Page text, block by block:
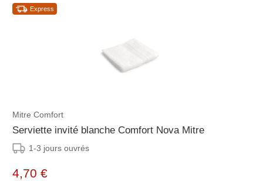
Express
Mitre Comfort
Serviette invité blanche Comfort Nova Mitre
1-3 jours ouvrés
4,70 €